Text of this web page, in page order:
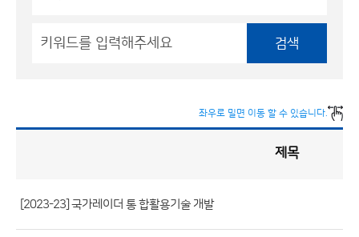
검색
좌우로 밀면 이동 할 수 있습니다.
게
시
판
목
록
(번
제목
[2023-23] 국가레이더 통 합활용기술 개발